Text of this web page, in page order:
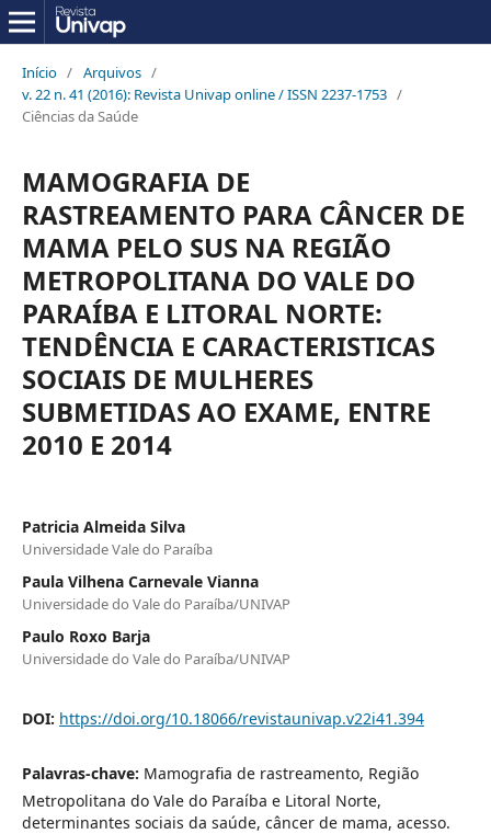
Início / Arquivos /
v. 22 n. 41 (2016): Revista Univap online / ISSN 2237-1753 /
Ciências da Saúde
MAMOGRAFIA DE
RASTREAMENTO PARA CÂNCER DE
MAMA PELO SUS NA REGIÃO
METROPOLITANA DO VALE DO
PARAÍBA E LITORAL NORTE:
TENDÊNCIA E CARACTERISTICAS
SOCIAIS DE MULHERES
SUBMETIDAS AO EXAME, ENTRE
2010 E 2014
Patricia Almeida Silva
Universidade Vale do Paraíba
Paula Vilhena Carnevale Vianna
Universidade do Vale do Paraíba/UNIVAP
Paulo Roxo Barja
Universidade do Vale do Paraíba/UNIVAP
DOI: https://doi.org/10.18066/revistaunivap.v22i41.394
Palavras-chave: Mamografia de rastreamento, Região
Metropolitana do Vale do Paraíba e Litoral Norte,
determinantes sociais da saúde, câncer de mama, acesso.